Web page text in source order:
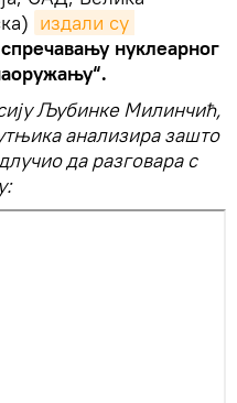
издали су
нуклеарног
Љубинке Милинчић,
анализира зашто
да разговара с